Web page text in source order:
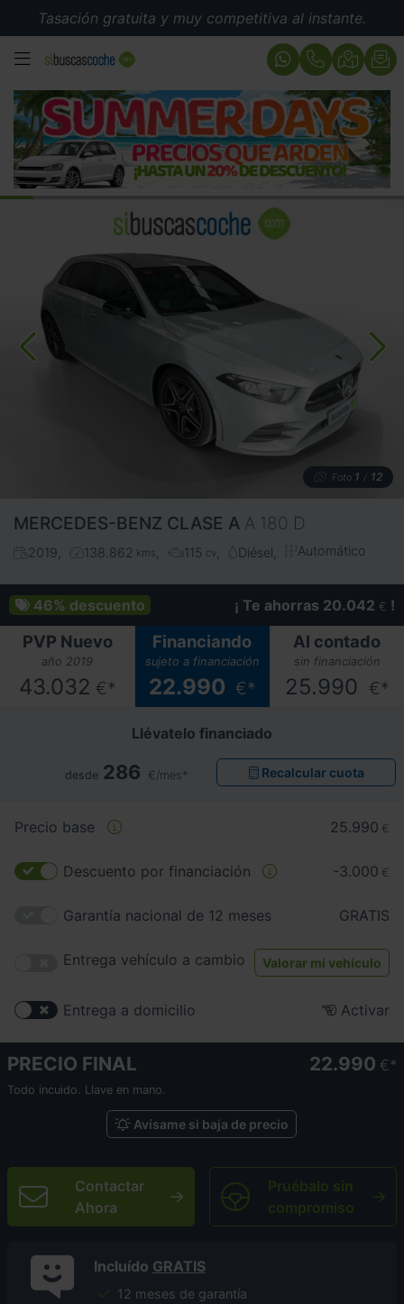
Tasación gratuita y muy competitiva al instante.
MENÚ
Foto 1 / 12
MERCEDES-BENZ CLASE A A 180 D
2019 138.862 kms 115 cv Diésel Automático
46% descuento ¡ Te ahorras 20.042 € !
PVP Nuevo
año 2019
43.032 €*
Financiando
sujeto a financiación
22.990 €*
Al contado
sin financiación
25.990 €*
Llévatelo financiado
desde 286 €/mes* Recalcular cuota
Precio base 25.990 €
Descuento por financiación -3.000 €
Garantía nacional de 12 meses GRATIS
Entrega vehículo a cambio Valorar mi vehículo
Entrega a domicilio Activar
PRECIO FINAL 22.990 €
Todo incuido. Llave en mano.
Avísame si baja de precio
Contactar
Ahora
Pruébalo sin
compromiso
Incluído GRATIS
12 meses de garantía